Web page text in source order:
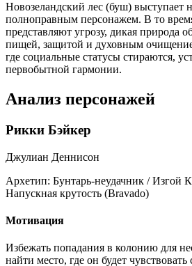
Новозеландский лес (буш) выступает
полноправным персонажем. В то
представляют угрозу, дикая природа
пищей, защитой и духовным
где социальные статусы стираются,
первобытной гармонии.
Анализ персонажей
Рикки Бэйкер
Джулиан Деннисон
Архетип: Бунтарь-неудачник / Изгой
Напускная крутость (Bravado)
Мотивация
Избежать попадания в колонию для
найти место, где он будет